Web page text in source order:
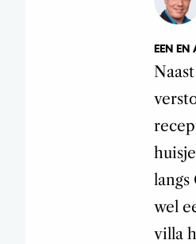
EEN EN
langs
wel
villa